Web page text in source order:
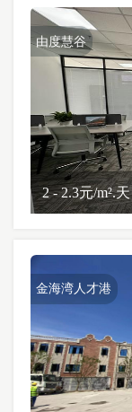
由度慧谷
2 - 2.3元/m².天
金海湾人才港